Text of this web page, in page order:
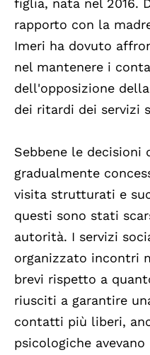
rapporto con la
Imeri ha dovuto
nel mantenere i
dell'opposizione
dei ritardi dei servizi
Sebbene le decisioni
gradualmente
visita strutturati e
questi sono stati
autorità. I servizi
organizzato incontri
brevi rispetto a
riusciti a garantire
contatti più liberi,
psicologiche